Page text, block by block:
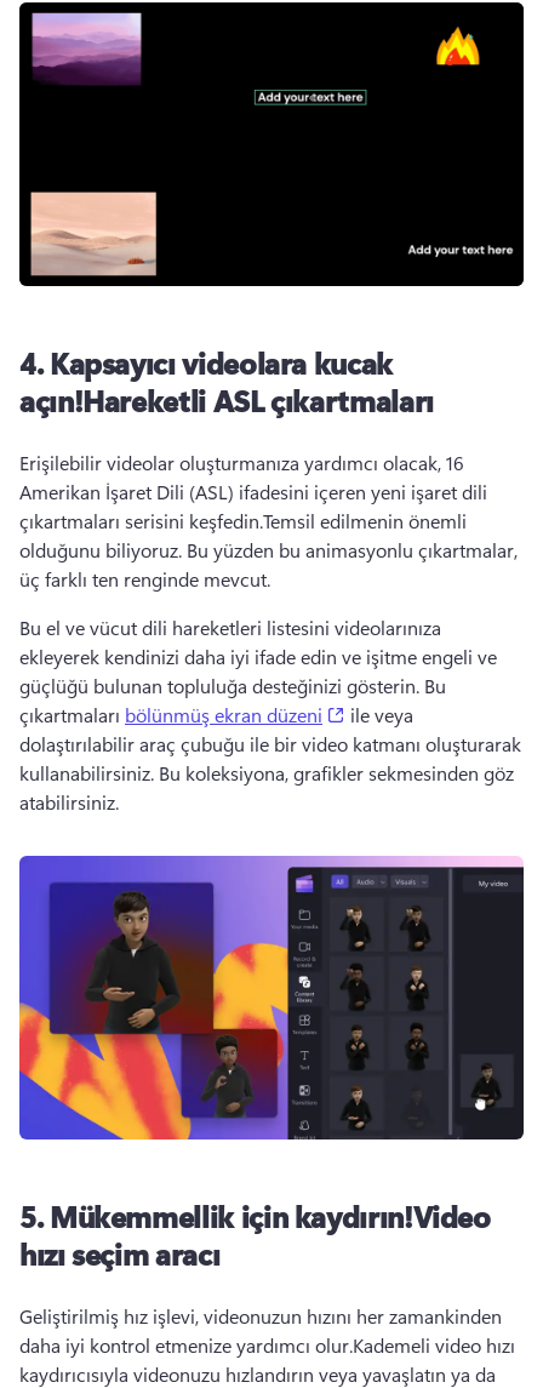
4. Kapsayıcı videolara kucak
açın!Hareketli ASL çıkartmaları
Erişilebilir videolar oluşturmanıza yardımcı olacak, 16
Amerikan İşaret Dili (ASL) ifadesini içeren yeni işaret dili
çıkartmaları serisini keşfedin.Temsil edilmenin önemli
olduğunu biliyoruz. Bu yüzden bu animasyonlu çıkartmalar,
üç farklı ten renginde mevcut.
Bu el ve vücut dili hareketleri listesini videolarınıza
ekleyerek kendinizi daha iyi ifade edin ve işitme engeli ve
güçlüğü bulunan topluluğa desteğinizi gösterin. Bu
çıkartmaları bölünmüş ekran düzeni (opens in a new tab)
ile veya
dolaştırılabilir araç çubuğu ile bir video katmanı oluşturarak
kullanabilirsiniz. Bu koleksiyona, grafikler sekmesinden göz
atabilirsiniz.
5. Mükemmellik için kaydırın!Video
hızı seçim aracı
Geliştirilmiş hız işlevi, videonuzun hızını her zamankinden
daha iyi kontrol etmenize yardımcı olur.Kademeli video hızı
kaydırıcısıyla videonuzu hızlandırın veya yavaşlatın ya da